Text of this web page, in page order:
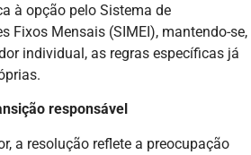
à opção pelo Sistema de
Fixos Mensais (SIMEI), mantendo-se,
individual, as regras específicas já
responsável
a resolução reflete a preocupação